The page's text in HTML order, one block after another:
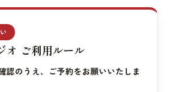
オ ご利用ルール
認のうえ、ご予約をお願いいたしま